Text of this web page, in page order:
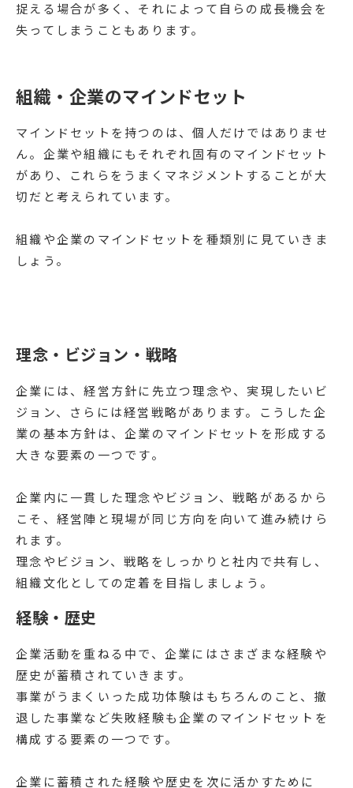
捉える場合が多く、それによって自らの成長機会を
失ってしまうこともあります。
組織・企業のマインドセット
マインドセットを持つのは、個人だけではありませ
ん。企業や組織にもそれぞれ固有のマインドセット
があり、これらをうまくマネジメントすることが大
切だと考えられています。
組織や企業のマインドセットを種類別に見ていきま
しょう。
理念・ビジョン・戦略
企業には、経営方針に先立つ理念や、実現したいビ
ジョン、さらには経営戦略があります。こうした企
業の基本方針は、企業のマインドセットを形成する
大きな要素の一つです。
企業内に一貫した理念やビジョン、戦略があるから
こそ、経営陣と現場が同じ方向を向いて進み続けら
れます。
理念やビジョン、戦略をしっかりと社内で共有し、
組織文化としての定着を目指しましょう。
経験・歴史
企業活動を重ねる中で、企業にはさまざまな経験や
歴史が蓄積されていきます。
事業がうまくいった成功体験はもちろんのこと、撤
退した事業など失敗経験も企業のマインドセットを
構成する要素の一つです。
企業に蓄積された経験や歴史を次に活かすために